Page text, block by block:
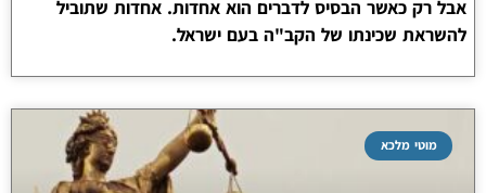
אבל רק כאשר הבסיס לדברים הוא אחדות. אחדות שתוביל
להשראת שכינתו של הקב"ה בעם ישראל.
מוטי מלכא